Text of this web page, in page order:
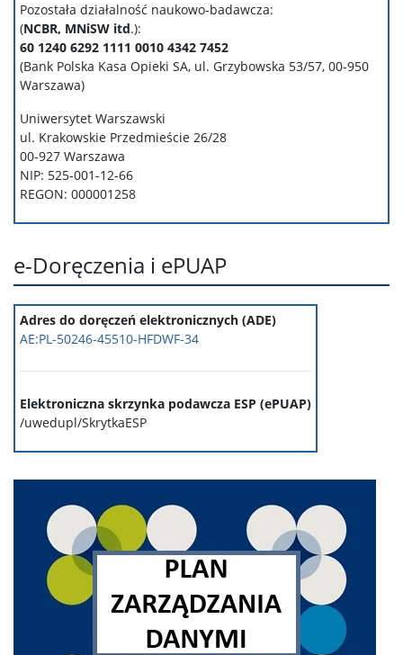
Pozostała działalność naukowo-badawcza:
(NCBR, MNiSW itd.):
60 1240 6292 1111 0010 4342 7452
(Bank Polska Kasa Opieki SA, ul. Grzybowska 53/57, 00-950
Warszawa)
Uniwersytet Warszawski
ul. Krakowskie Przedmieście 26/28
00-927 Warszawa
NIP: 525-001-12-66
REGON: 000001258
e-Doręczenia i ePUAP
Adres do doręczeń elektronicznych (ADE)
AE:PL-50246-45510-HFDWF-34
Elektroniczna skrzynka podawcza ESP (ePUAP)
/uwedupl/SkrytkaESP